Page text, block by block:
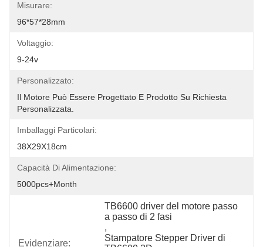
Misurare:
96*57*28mm
Voltaggio:
9-24v
Personalizzato:
Il Motore Può Essere Progettato E Prodotto Su Richiesta
Personalizzata.
Imballaggi Particolari:
38X29X18cm
Capacità Di Alimentazione:
5000pcs+Month
Evidenziare:
TB6600 driver del motore passo
a passo di 2 fasi
,
Stampatore Stepper Driver di